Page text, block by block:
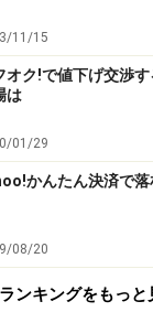
いとるVaboo
間もない商品や
得意としていま
ても買取価格は
では50％で
市場にあふれて
。それに、一定
がたつと価値は
11/15
オク!で値下げ交渉
は
01/29
かんたん決済で落
08/20
ランキングをもっと